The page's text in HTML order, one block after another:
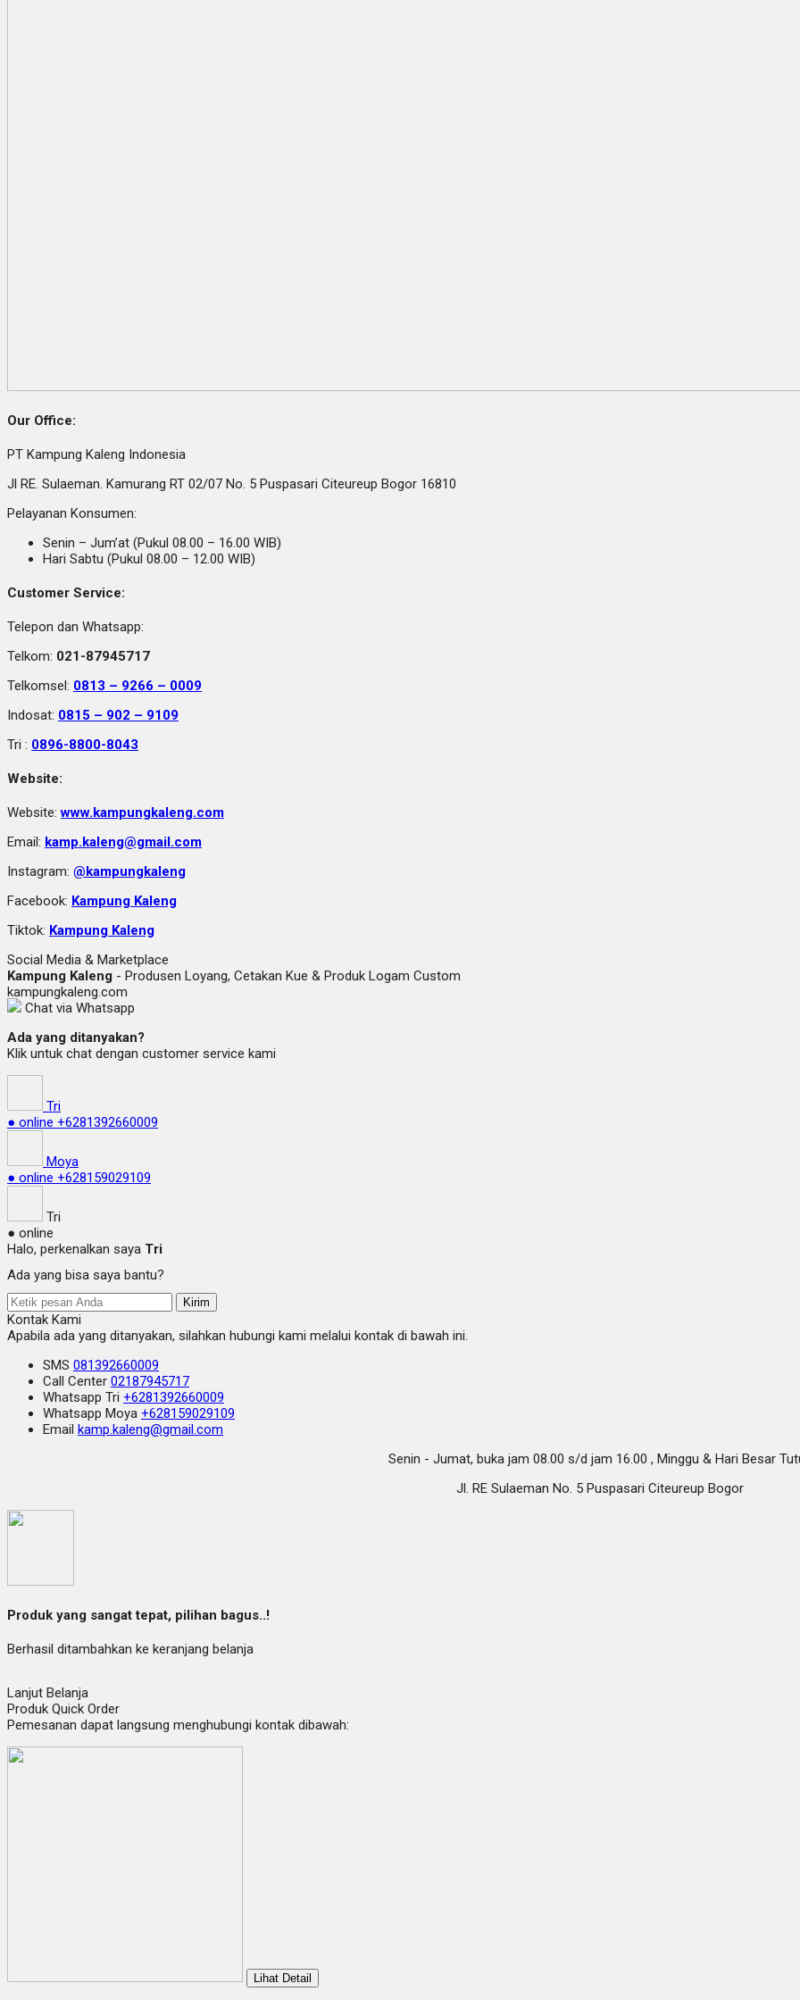
Our Office:
PT Kampung Kaleng Indonesia
Jl RE. Sulaeman. Kamurang RT 02/07 No. 5 Puspasari Citeureup Bogor 16810
Pelayanan Konsumen:
Senin – Jum’at (Pukul 08.00 – 16.00 WIB)
Hari Sabtu (Pukul 08.00 – 12.00 WIB)
Customer Service:
Telepon dan Whatsapp:
Telkom: 021-87945717
Telkomsel: 0813 – 9266 – 0009
Indosat: 0815 – 902 – 9109
Tri : 0896-8800-8043
Website:
Website:www.kampungkaleng.com
Email: kamp.kaleng@gmail.com
Instagram: @kampungkaleng
Facebook: Kampung Kaleng
Tiktok: Kampung Kaleng
Social Media & Marketplace
Kampung Kaleng - Produsen Loyang, Cetakan Kue & Produk Logam Custom
kampungkaleng.com
Chat via Whatsapp
Ada yang ditanyakan?
Klik untuk chat dengan customer service kami
Tri
● online +6281392660009
Moya
● online +628159029109
Tri
● online
Halo, perkenalkan saya Tri
Ada yang bisa saya bantu?
Kirim
Kontak Kami
Apabila ada yang ditanyakan, silahkan hubungi kami melalui kontak di bawah ini.
SMS 081392660009
Call Center 02187945717
Whatsapp Tri +6281392660009
Whatsapp Moya +628159029109
Email kamp.kaleng@gmail.com
Senin - Jumat, buka jam 08.00 s/d jam 16.00 , Minggu & Hari Besar
Jl. RE Sulaeman No. 5 Puspasari Citeureup Bogor
Produk yang sangat tepat, pilihan bagus..!
Berhasil ditambahkan ke keranjang belanja
Lanjut Belanja
Produk Quick Order
Pemesanan dapat langsung menghubungi kontak dibawah:
Lihat Detail